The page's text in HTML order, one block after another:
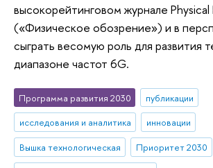
высокорейтинговом журнале Physical
(«Физическое обозрение») и в
сыграть весомую роль для развития
диапазоне частот 6G.
Программа развития 2030
публикации
исследования и аналитика
инновации
Вышка технологическая
Приоритет 2030